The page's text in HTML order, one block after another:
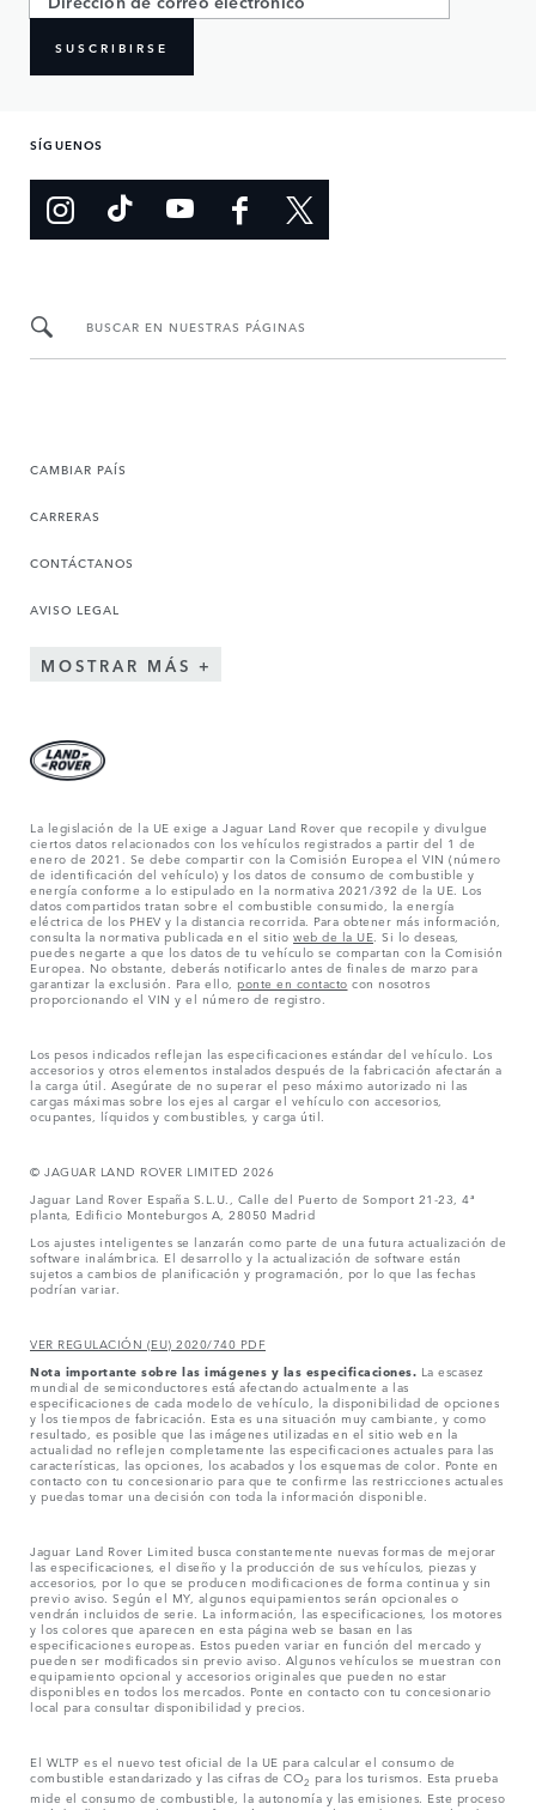
SUSCRIBIRSE
SÍGUENOS
BUSCAR EN NUESTRAS PÁGINAS
CAMBIAR PAÍS
CARRERAS
CONTÁCTANOS
AVISO LEGAL
MOSTRAR MÁS
La legislación de la UE exige a Jaguar Land Rover que recopile y divulgue
ciertos datos relacionados con los vehículos registrados a partir del 1 de
enero de 2021. Se debe compartir con la Comisión Europea el VIN (número
de identificación del vehículo) y los datos de consumo de combustible y
energía conforme a lo estipulado en la normativa 2021/392 de la UE. Los
datos compartidos tratan sobre el combustible consumido, la energía
eléctrica de los PHEV y la distancia recorrida. Para obtener más información,
consulta la normativa publicada en el sitio web de la UE . Si lo deseas,
puedes negarte a que los datos de tu vehículo se compartan con la Comisión
Europea. No obstante, deberás notificarlo antes de finales de marzo para
garantizar la exclusión. Para ello, ponte en contacto con nosotros
proporcionando el VIN y el número de registro.
Los pesos indicados reflejan las especificaciones estándar del vehículo. Los
accesorios y otros elementos instalados después de la fabricación afectarán a
la carga útil. Asegúrate de no superar el peso máximo autorizado ni las
cargas máximas sobre los ejes al cargar el vehículo con accesorios,
ocupantes, líquidos y combustibles, y carga útil.
© JAGUAR LAND ROVER LIMITED 2026
Jaguar Land Rover España S.L.U., Calle del Puerto de Somport 21-23, 4ª
planta, Edificio Monteburgos A, 28050 Madrid
Los ajustes inteligentes se lanzarán como parte de una futura actualización de
software inalámbrica. El desarrollo y la actualización de software están
sujetos a cambios de planificación y programación, por lo que las fechas
podrían variar.
VER REGULACIÓN (EU) 2020/740 PDF
Nota importante sobre las imágenes y las especificaciones. La escasez
mundial de semiconductores está afectando actualmente a las
especificaciones de cada modelo de vehículo, la disponibilidad de opciones
y los tiempos de fabricación. Esta es una situación muy cambiante, y como
resultado, es posible que las imágenes utilizadas en el sitio web en la
actualidad no reflejen completamente las especificaciones actuales para las
características, las opciones, los acabados y los esquemas de color. Ponte en
contacto con tu concesionario para que te confirme las restricciones actuales
y puedas tomar una decisión con toda la información disponible.
Jaguar Land Rover Limited busca constantemente nuevas formas de mejorar
las especificaciones, el diseño y la producción de sus vehículos, piezas y
accesorios, por lo que se producen modificaciones de forma continua y sin
previo aviso. Según el MY, algunos equipamientos serán opcionales o
vendrán incluidos de serie. La información, las especificaciones, los motores
y los colores que aparecen en esta página web se basan en las
especificaciones europeas. Estos pueden variar en función del mercado y
pueden ser modificados sin previo aviso. Algunos vehículos se muestran con
equipamiento opcional y accesorios originales que pueden no estar
disponibles en todos los mercados. Ponte en contacto con tu concesionario
local para consultar disponibilidad y precios.
El WLTP es el nuevo test oficial de la UE para calcular el consumo de
combustible estandarizado y las cifras de CO2 para los turismos. Esta prueba
mide el consumo de combustible, la autonomía y las emisiones. Este proceso